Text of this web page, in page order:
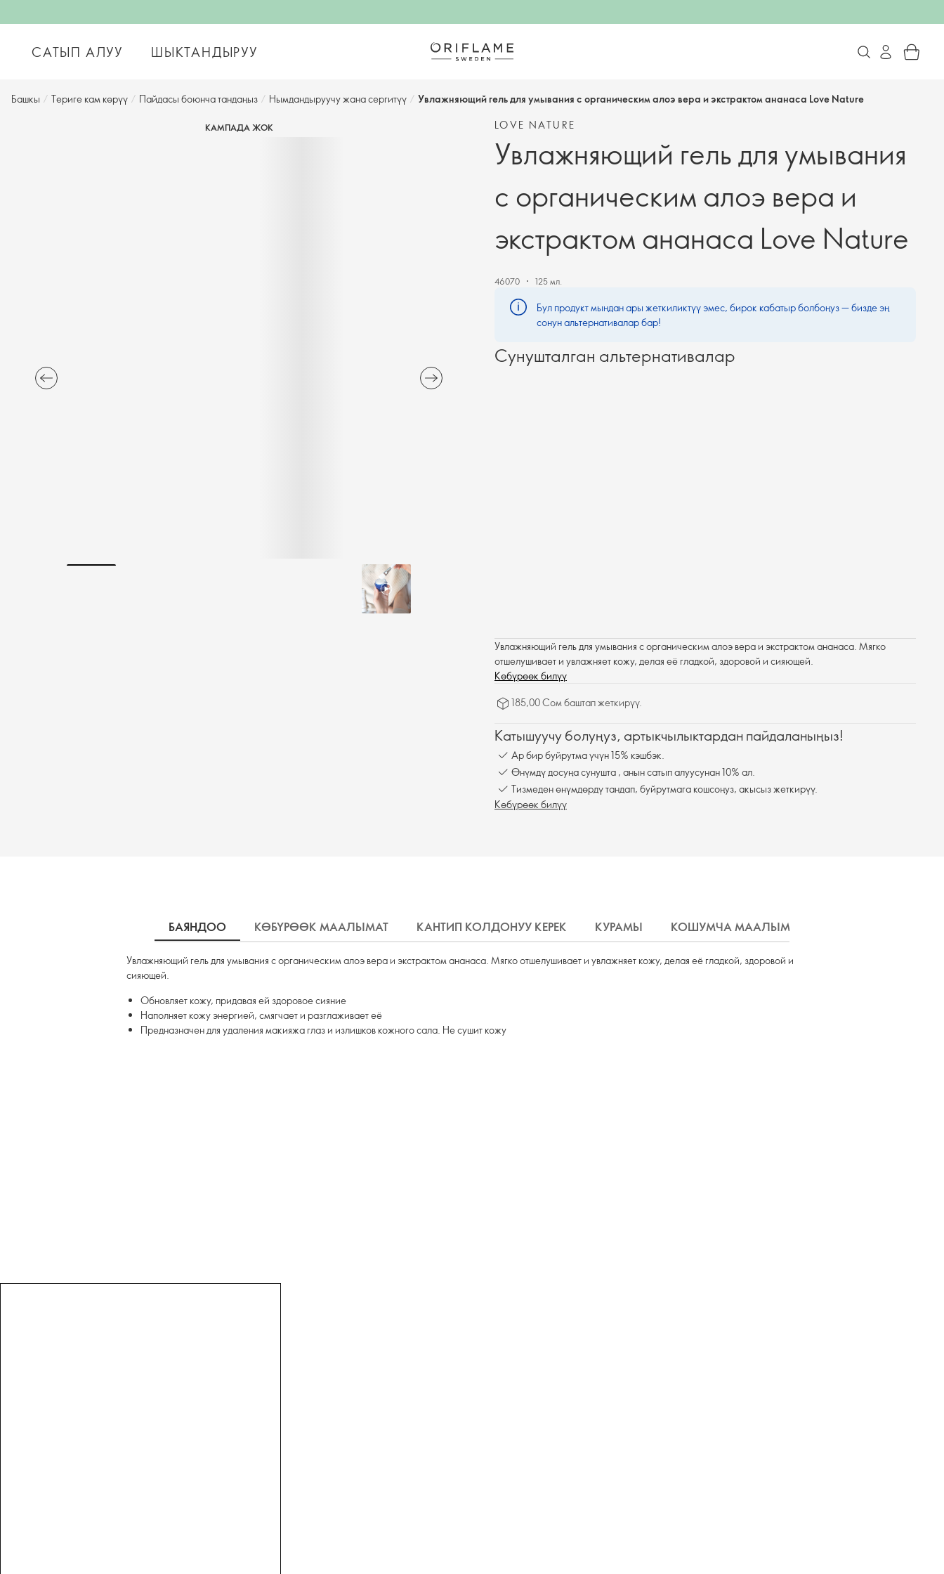
САТЫП АЛУУ ШЫКТАНДЫРУУ
Башкы / Териге кам көрүү / Пайдасы боюнча тандаңыз / Нымдандыруучу жана сергитүү / Увлажняющий гель для умывания с органическим алоэ вера и экстрактом ананаса Love Nature
КАМПАДА ЖОК LOVE NATURE
Увлажняющий гель для умывания
с органическим алоэ вера и
экстрактом ананаса Love Nature
46070 125 мл.
Бул продукт мындан ары жеткиликтүү эмес, бирок кабатыр болбоңуз — бизде эң
сонун альтернативалар бар!
Сунушталган альтернативалар
Увлажняющий гель для умывания с органическим алоэ вера и экстрактом ананаса. Мягко
отшелушивает и увлажняет кожу, делая её гладкой, здоровой и сияющей.
Көбүрөөк билүү
185,00 Сом баштап жеткирүү.
Катышуучу болуңуз, артыкчылыктардан пайдаланыңыз!
Ар бир буйрутма үчүн 15% кэшбэк.
Өнүмдү досуңа сунушта , анын сатып алуусунан 10% ал.
Тизмеден өнүмдөрдү тандап, буйрутмага кошсоңуз, акысыз жеткирүү.
Көбүрөөк билүү
БАЯНДОО КӨБҮРӨӨК МААЛЫМАТ КАНТИП КОЛДОНУУ КЕРЕК КУРАМЫ КОШУМЧА МААЛЫМАТ
Увлажняющий гель для умывания с органическим алоэ вера и экстрактом ананаса. Мягко отшелушивает и увлажняет кожу, делая её гладкой, здоровой и
сияющей.
Обновляет кожу, придавая ей здоровое сияние
Наполняет кожу энергией, смягчает и разглаживает её
Предназначен для удаления макияжа глаз и излишков кожного сала. Не сушит кожу